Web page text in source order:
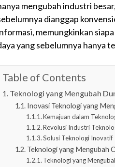
mengubah industri
dianggap
memungkinkan
yang sebelumnya hanya
Table of Contents
Teknologi yang Mengubah
Inovasi Teknologi yang
Kemajuan dalam
Revolusi Industri
Solusi Teknologi Inovatif
Teknologi yang Mengubah
Teknologi yang